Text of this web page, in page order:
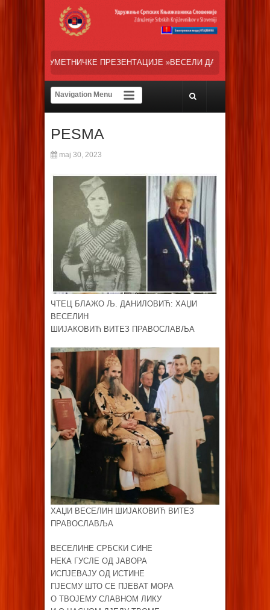
»ВЕСЕЛИ ДАНИ СРПСКЕ ДИЈАСПОРЕ« НАША ТРЕНУТНА
PESMA
maj 30, 2023
ЧТЕЦ БЛАЖО Љ. ДАНИЛОВИЋ: ХАЏИ
ВЕСЕЛИН
ШИЈАКОВИЋ ВИТЕЗ ПРАВОСЛАВЉА
ХАЏИ ВЕСЕЛИН ШИЈАКОВИЋ ВИТЕЗ
ПРАВОСЛАВЉА
ВЕСЕЛИНЕ СРБСКИ СИНЕ
НЕКА ГУСЛЕ ОД ЈАВОРА
ИСПЈЕВАЈУ ОД ИСТИНЕ
ПЈЕСМУ ШТО СЕ ПЈЕВАТ МОРА
О ТВОЈЕМУ СЛАВНОМ ЛИКУ